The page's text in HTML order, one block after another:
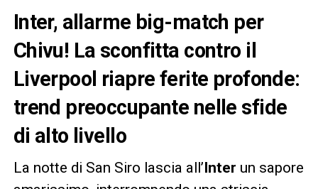
Inter, allarme big-match per
Chivu! La sconfitta contro il
Liverpool riapre ferite profonde:
trend preoccupante nelle sfide
di alto livello
La notte di San Siro lascia all’Inter un sapore